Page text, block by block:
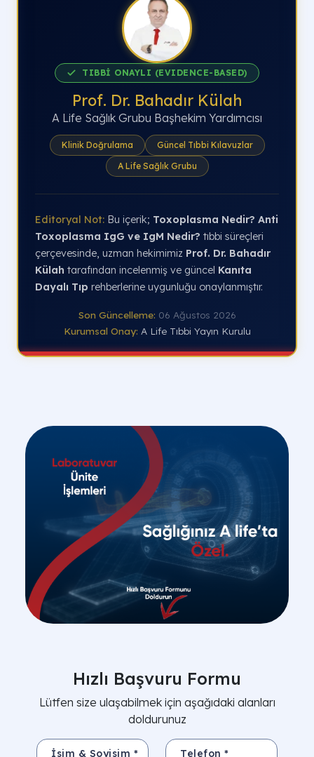
TIBBİ ONAYLI (EVIDENCE-BASED)
Prof. Dr. Bahadır Külah
A Life Sağlık Grubu Başhekim Yardımcısı
Klinik Doğrulama
Güncel Tıbbi Kılavuzlar
A Life Sağlık Grubu
Editoryal Not: Bu içerik; Toxoplasma Nedir? Anti
Toxoplasma IgG ve IgM Nedir? tıbbi süreçleri
çerçevesinde, uzman hekimimiz Prof. Dr. Bahadır
Külah tarafından incelenmiş ve güncel Kanıta
Dayalı Tıp rehberlerine uygunluğu onaylanmıştır.
Son Güncelleme: 06 Ağustos 2026
Kurumsal Onay: A Life Tıbbi Yayın Kurulu
Hızlı Başvuru Formu
Lütfen size ulaşabilmek için aşağıdaki alanları
doldurunuz
İsim & Soyisim * Telefon *